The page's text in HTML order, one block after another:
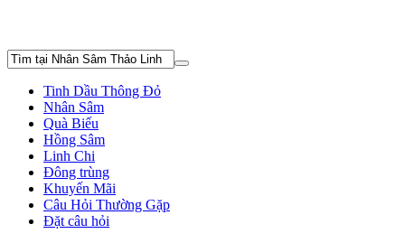
Tinh Dầu Thông Đỏ
Nhân Sâm
Quà Biếu
Hồng Sâm
Linh Chi
Đông trùng
Khuyến Mãi
Câu Hỏi Thường Gặp
Đặt câu hỏi